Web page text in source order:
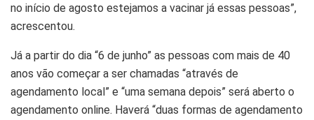
no início de agosto estejamos a vacinar já essas pessoas”,
acrescentou.
Já a partir do dia “6 de junho” as pessoas com mais de 40
anos vão começar a ser chamadas “através de
agendamento local” e “uma semana depois” será aberto o
agendamento online. Haverá “duas formas de agendamento